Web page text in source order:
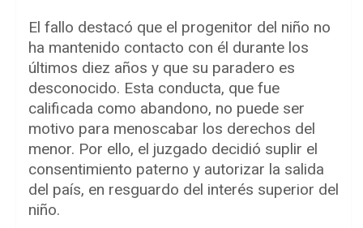
El fallo destacó que el progenitor del niño no
ha mantenido contacto con él durante los
últimos diez años y que su paradero es
desconocido. Esta conducta, que fue
calificada como abandono, no puede ser
motivo para menoscabar los derechos del
menor. Por ello, el juzgado decidió suplir el
consentimiento paterno y autorizar la salida
del país, en resguardo del interés superior del
niño.